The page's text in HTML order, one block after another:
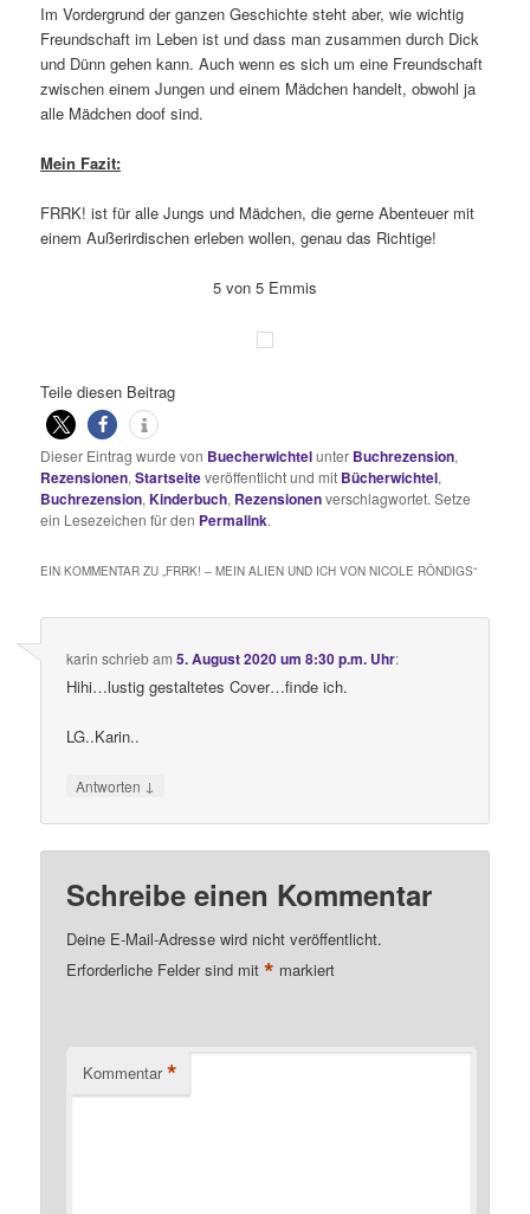
Im Vordergrund der ganzen Geschichte steht aber, wie wichtig
Freundschaft im Leben ist und dass man zusammen durch Dick
und Dünn gehen kann. Auch wenn es sich um eine Freundschaft
zwischen einem Jungen und einem Mädchen handelt, obwohl ja
alle Mädchen doof sind.
Mein Fazit:
FRRK! ist für alle Jungs und Mädchen, die gerne Abenteuer mit
einem Außerirdischen erleben wollen, genau das Richtige!
5 von 5 Emmis
Teile diesen Beitrag
Dieser Eintrag wurde von Buecherwichtelunter Buchrezension,
Rezensionen,Startseiteveröffentlicht und mit Bücherwichtel,
Buchrezension,Kinderbuch, Rezensionenverschlagwortet. Setze
ein Lesezeichen für den Permalink.
EIN KOMMENTAR ZU „FRRK! – MEIN ALIEN UND ICH VON NICOLE RÖNDIGS“
karin schriebam5. August 2020 um 8:30 p.m. Uhr:
Hihi…lustig gestaltetes Cover…finde ich.
LG..Karin..
Antworten ↓
Schreibe einen Kommentar
Deine E-Mail-Adresse wird nicht veröffentlicht.
Erforderliche Felder sind mit* markiert
Kommentar *